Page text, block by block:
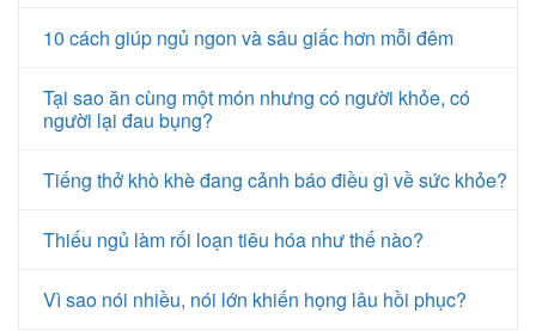
10 cách giúp ngủ ngon và sâu giấc hơn mỗi đêm
Tại sao ăn cùng một món nhưng có người khỏe, có
người lại đau bụng?
Tiếng thở khò khè đang cảnh báo điều gì về sức khỏe?
Thiếu ngủ làm rối loạn tiêu hóa như thế nào?
Vì sao nói nhiều, nói lớn khiến họng lâu hồi phục?